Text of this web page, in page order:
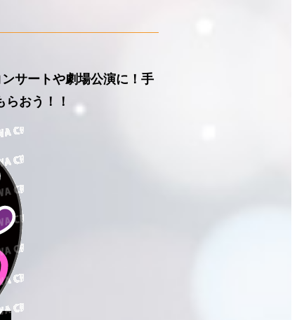
サートや劇場公演に！手
おう！！